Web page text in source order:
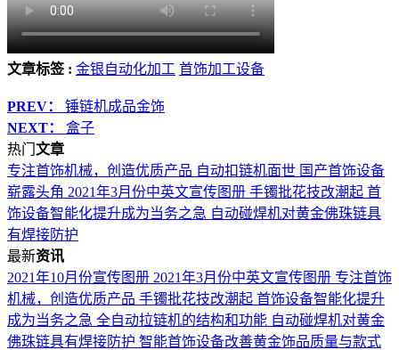
文章标签 : 金银自动化加工 首饰加工设备
PREV：
锤链机成品金饰
NEXT：
盒子
热门 文章
专注首饰机械，创造优质产品 自动扣链机面世 国产首饰设备
崭露头角 2021年3月份中英文宣传图册 手镯批花技改潮起 首
饰设备智能化提升成为当务之急 自动碰焊机对黄金佛珠链具
有焊接防护
最新资讯
2021年10月份宣传图册 2021年3月份中英文宣传图册 专注首饰
机械，创造优质产品 手镯批花技改潮起 首饰设备智能化提升
成为当务之急 全自动拉链机的结构和功能 自动碰焊机对黄金
佛珠链具有焊接防护 智能首饰设备改善黄金饰品质量与款式